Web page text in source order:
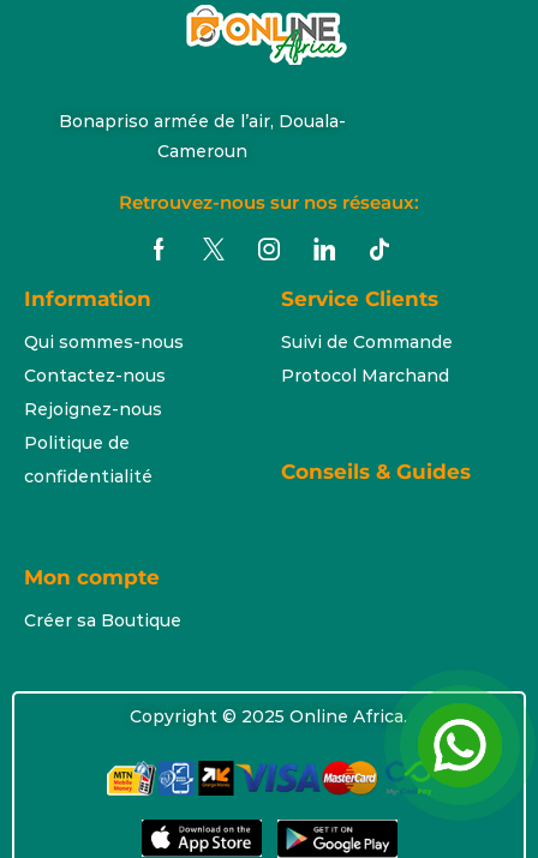
Bonapriso armée de l’air, Douala-
Cameroun
Retrouvez-nous sur nos réseaux:
Information
Qui sommes-nous
Contactez-nous
Rejoignez-nous
Politique de
confidentialité
Service Clients
Suivi de Commande
Protocol Marchand
Conseils & Guides
Mon compte
Créer sa Boutique
Copyright © 2025 Online Africa.